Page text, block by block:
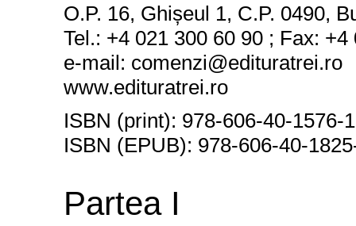
O.P. 16, Ghișeul 1, C.P. 0490,
Tel.: +4 021 300 60 90 ; Fax: +4
e-mail: comenzi@edituratrei.ro
www.edituratrei.ro
ISBN (print): 978-606-40-1576-1
ISBN (EPUB): 978-606-40-
Partea I